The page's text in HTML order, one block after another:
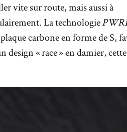
vite sur route, mais aussi à
La technologie
carbone en forme de S,
« race » en damier, cette